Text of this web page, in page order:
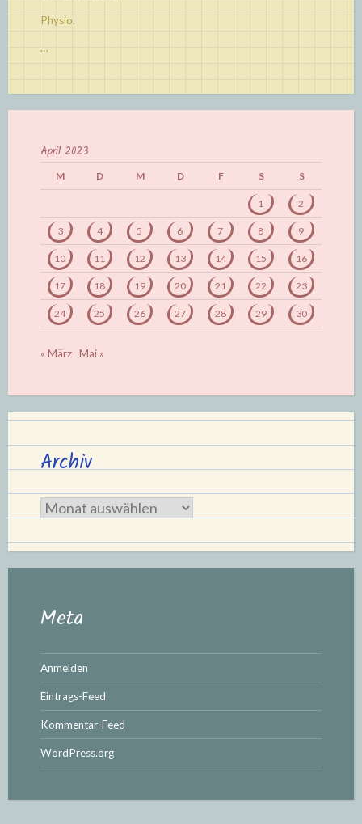
Physio.
…
April 2023
M D M D F S S
1 2
3 4 5 6 7 8 9
10 11 12 13 14 15 16
17 18 19 20 21 22 23
24 25 26 27 28 29 30
« März Mai »
Archiv
Archiv
Meta
Anmelden
Eintrags-Feed
Kommentar-Feed
WordPress.org